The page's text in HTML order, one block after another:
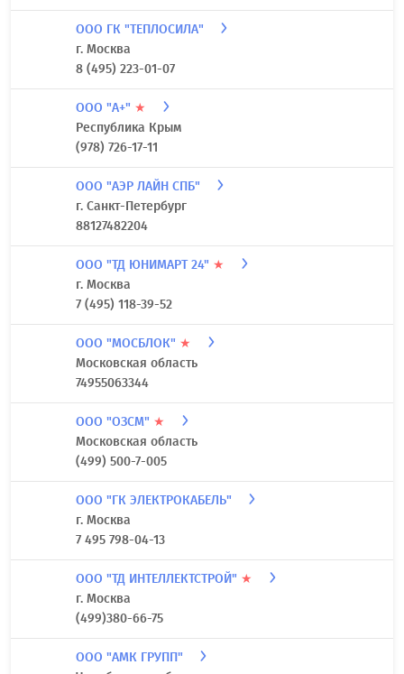
ООО ГК "ТЕПЛОСИЛА"
г. Москва
8 (495) 223-01-07
ООО "А+" ★
Республика Крым
(978) 726-17-11
ООО "АЭР ЛАЙН СПБ"
г. Санкт-Петербург
88127482204
ООО "ТД ЮНИМАРТ 24" ★
г. Москва
7 (495) 118-39-52
ООО "МОСБЛОК" ★
Московская область
74955063344
ООО "ОЗСМ" ★
Московская область
(499) 500-7-005
ООО "ГК ЭЛЕКТРОКАБЕЛЬ"
г. Москва
7 495 798-04-13
ООО "ТД ИНТЕЛЛЕКТСТРОЙ" ★
г. Москва
(499)380-66-75
ООО "АМК ГРУПП"